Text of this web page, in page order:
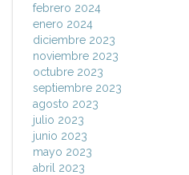
febrero 2024
enero 2024
diciembre 2023
noviembre 2023
octubre 2023
septiembre 2023
agosto 2023
julio 2023
junio 2023
mayo 2023
abril 2023